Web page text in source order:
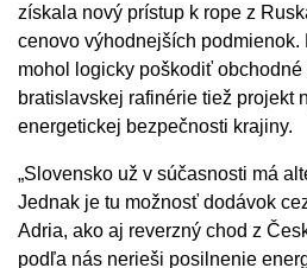
získala nový prístup k rope z
cenovo výhodnejších podmienok.
mohol logicky poškodiť
bratislavskej rafinérie tiež projekt
energetickej bezpečnosti krajiny.
„Slovensko už v súčasnosti má
Jednak je tu možnosť dodávok
Adria, ako aj reverzný chod z
podľa nás nerieši posilnenie